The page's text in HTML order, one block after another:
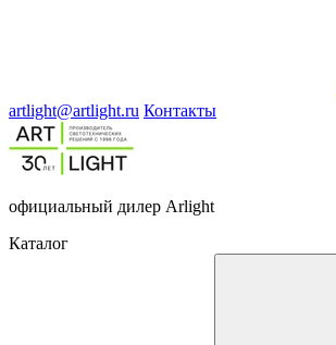
artlight@artlight.ru Контакты
официальный дилер Arlight
Каталог